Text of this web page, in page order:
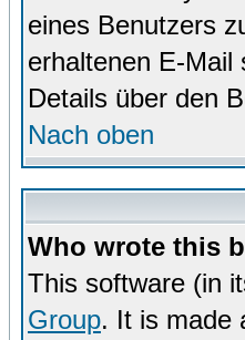
eines Benutzers
erhaltenen E-Mail
Details über den
Nach oben
Who wrote this
This software (in
Group. It is made